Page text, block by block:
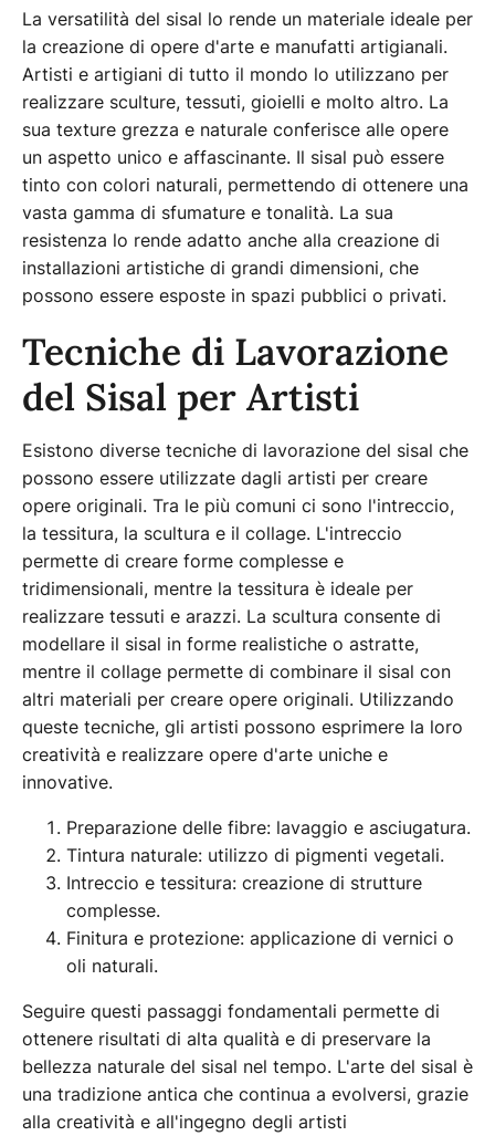
La versatilità del sisal lo rende un materiale ideale per
la creazione di opere d'arte e manufatti artigianali.
Artisti e artigiani di tutto il mondo lo utilizzano per
realizzare sculture, tessuti, gioielli e molto altro. La
sua texture grezza e naturale conferisce alle opere
un aspetto unico e affascinante. Il sisal può essere
tinto con colori naturali, permettendo di ottenere una
vasta gamma di sfumature e tonalità. La sua
resistenza lo rende adatto anche alla creazione di
installazioni artistiche di grandi dimensioni, che
possono essere esposte in spazi pubblici o privati.
Tecniche di Lavorazione
del Sisal per Artisti
Esistono diverse tecniche di lavorazione del sisal che
possono essere utilizzate dagli artisti per creare
opere originali. Tra le più comuni ci sono l'intreccio,
la tessitura, la scultura e il collage. L'intreccio
permette di creare forme complesse e
tridimensionali, mentre la tessitura è ideale per
realizzare tessuti e arazzi. La scultura consente di
modellare il sisal in forme realistiche o astratte,
mentre il collage permette di combinare il sisal con
altri materiali per creare opere originali. Utilizzando
queste tecniche, gli artisti possono esprimere la loro
creatività e realizzare opere d'arte uniche e
innovative.
Preparazione delle fibre: lavaggio e asciugatura.
Tintura naturale: utilizzo di pigmenti vegetali.
Intreccio e tessitura: creazione di strutture
complesse.
Finitura e protezione: applicazione di vernici o
oli naturali.
Seguire questi passaggi fondamentali permette di
ottenere risultati di alta qualità e di preservare la
bellezza naturale del sisal nel tempo. L'arte del sisal è
una tradizione antica che continua a evolversi, grazie
alla creatività e all'ingegno degli artisti